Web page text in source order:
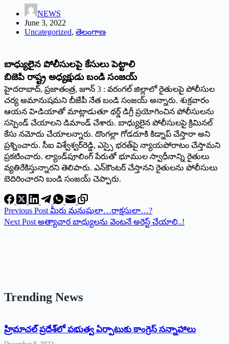
NEWS
June 3, 2022
Uncategorized, తెలంగాణ
బాధ్యులైన పోలీసులపై కేసులు పెట్టాలి
బిజెపి రాష్ట్ర అధ్యక్షుడు బండి సంజయ్‌
‌హైదరాబాద్‌, ‌ప్రజాతంత్ర, జూన్‌ 3 : ‌వరంగల్‌ ‌జిల్లాలో రైతులపై పోలీసుల
చర్య అమానుషమని బీజేపీ నేత బండి సంజయ్‌ అన్నారు. శుక్రవారం
ఆయన వి•డియాతో మాట్లాడుతూ థర్డ్ ‌డిగ్రీ ప్రయోగించిన పోలీసులను
సస్పెండ్‌ ‌చేయాలని డిమాండ్‌ ‌చేశారు. బాధ్యులైన పోలీసులపై క్రిమినల్‌
‌కేసు నమోదు చేయాలన్నారు. దొంగల్లా గోడదూకి కిడ్నాప్‌ ‌చేస్తారా అని
ప్రశ్నించారు. సీఐ విశ్వేశ్వర్‌రెడ్డి, ఎస్సై భరత్‌పై న్యాయపోరాటం చేస్తామని
ప్రకటించారు. ల్యాండ్‌పూలింగ్‌ ‌పేరుతో భూముల స్వాధీనాన్ని రైతులు
వ్యతిరేకిస్తున్నారని తెలిపారు. ఎన్‌కౌంటర్‌ ‌చేస్తానని రైతులను పోలీసులు
బెదిరించారని బండి సంజయ్‌ ‌చెప్పారు.
Previous Post మీరు మనుషులా…రాక్షసులా…?
Next Post అత్యాచార బాధ్యులను వెంటనే అరెస్ట్ ‌చేయాలి..!
Trending News
‌హ్రిమాచల్‌ ‌ప్రదేశ్‌లో పభుత్వ ఏర్పాటుకు కాంగ్రెస్‌ ‌సన్నాహాలు